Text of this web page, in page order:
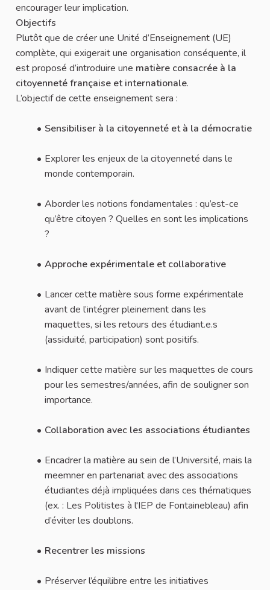
encourager leur implication.
Objectifs
Plutôt que de créer une Unité d’Enseignement (UE)
complète, qui exigerait une organisation conséquente, il
est proposé d’introduire une matière consacrée à la
citoyenneté française et internationale.
L’objectif de cette enseignement sera :
Sensibiliser à la citoyenneté et à la démocratie
Explorer les enjeux de la citoyenneté dans le
monde contemporain.
Aborder les notions fondamentales : qu’est-ce
qu’être citoyen ? Quelles en sont les implications
?
Approche expérimentale et collaborative
Lancer cette matière sous forme expérimentale
avant de l’intégrer pleinement dans les
maquettes, si les retours des étudiant.e.s
(assiduité, participation) sont positifs.
Indiquer cette matière sur les maquettes de cours
pour les semestres/années, afin de souligner son
importance.
Collaboration avec les associations étudiantes
Encadrer la matière au sein de l’Université, mais la
meemner en partenariat avec des associations
étudiantes déjà impliquées dans ces thématiques
(ex. : Les Politistes à l'IEP de Fontainebleau) afin
d’éviter les doublons.
Recentrer les missions
Préserver l’équilibre entre les initiatives